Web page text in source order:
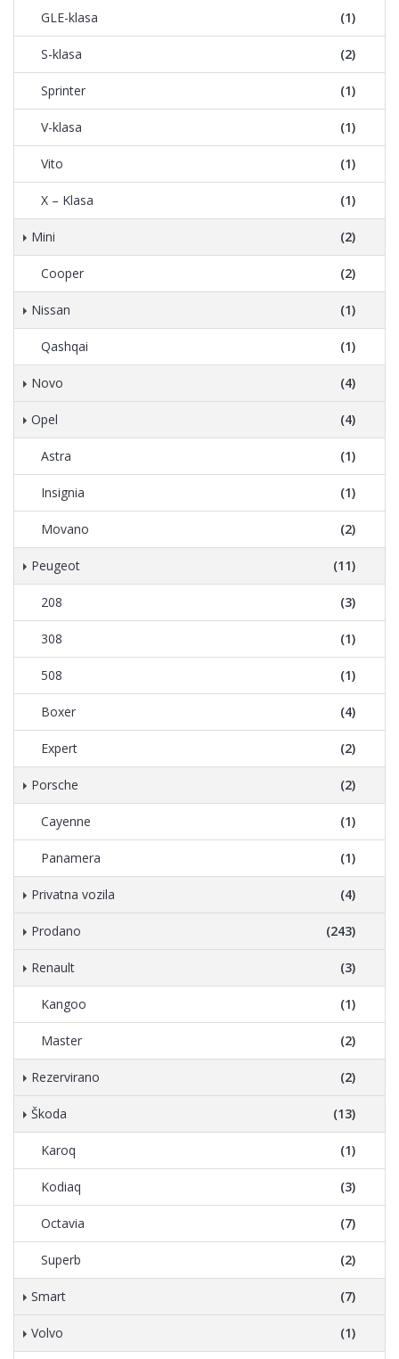
GLE-klasa (1)
S-klasa (2)
Sprinter (1)
V-klasa (1)
Vito (1)
X – Klasa (1)
Mini (2)
Cooper (2)
Nissan (1)
Qashqai (1)
Novo (4)
Opel (4)
Astra (1)
Insignia (1)
Movano (2)
Peugeot (11)
208 (3)
308 (1)
508 (1)
Boxer (4)
Expert (2)
Porsche (2)
Cayenne (1)
Panamera (1)
Privatna vozila (4)
Prodano (243)
Renault (3)
Kangoo (1)
Master (2)
Rezervirano (2)
Škoda (13)
Karoq (1)
Kodiaq (3)
Octavia (7)
Superb (2)
Smart (7)
Volvo (1)